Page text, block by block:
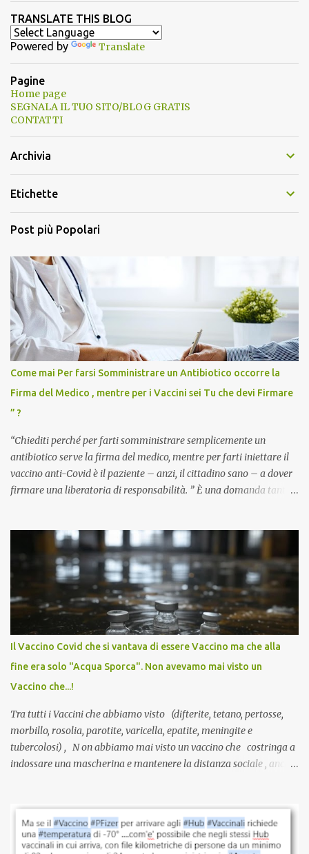
TRANSLATE THIS BLOG
Powered by Translate
Pagine
Home page
SEGNALA IL TUO SITO/BLOG GRATIS
CONTATTI
Archivia
Etichette
Post più Popolari
Come mai Per farsi Somministrare un Antibiotico occorre la
Firma del Medico , mentre per i Vaccini sei Tu che devi Firmare
” ?
“Chiediti perché per farti somministrare semplicemente un
antibiotico serve la firma del medico, mentre per farti iniettare il
vaccino anti-Covid è il paziente – anzi, il cittadino sano – a dover
firmare una liberatoria di responsabilità. ” È una domanda tanto
pandemia. Un interrogativo che dovrebbe scuotere chiunque abbia
ancora il coraggio di pensare con la propria testa. Per il vaccino
anti-Covid, un pro-farmaco, con autorizzazione condizionata,
sviluppato in tempi record, con tecnologie mai utilizzate prima su
larga scala, ancora oggetto di studio e di discussione
internazionale serve solo una firma. La tua. Lo si somministra
anche a persone sane, giovani, senza fattori di rischio, spesso già
serve una prescrizione. Non c’è diagnosi. Non c’è presa in carico.
L’unico atto richiesto è una fi...
Il Vaccino Covid che si vantava di essere Vaccino ma che alla
fine era solo "Acqua Sporca". Non avevamo mai visto un
Vaccino che...!
Tra tutti i Vaccini che abbiamo visto (difterite, tetano, pertosse,
morbillo, rosolia, parotite, varicella, epatite, meningite e
tubercolosi) , N on abbiamo mai visto un vaccino che costringa a
indossare una mascherina e mantenere la distanza sociale , anche
sconti, incentivi per vaccinarsi. Non avevamo mai visto
discriminazioni per coloro che non l’hanno fatto. Se non sei stato